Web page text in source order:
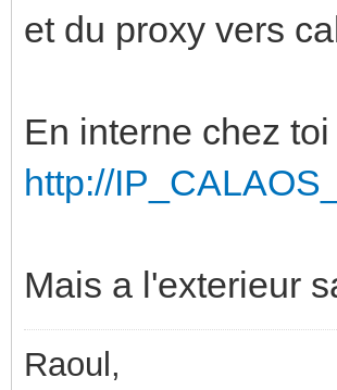
et du proxy vers
En interne chez
http://
Mais a l'exterieur
Raoul,